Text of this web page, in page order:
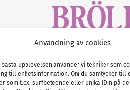
Användning av cookies
bästa upplevelsen använder vi tekniker som
till enhetsinformation. Om du samtycker till
som t.ex. surfbeteende eller unika ID:n på
Tel :0522-68 11 90
E-post: